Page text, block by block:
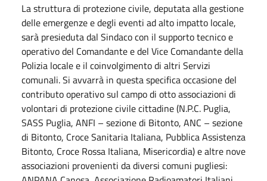
La struttura di protezione civile, deputata alla gestione
delle emergenze e degli eventi ad alto impatto locale,
sarà presieduta dal Sindaco con il supporto tecnico e
operativo del Comandante e del Vice Comandante della
Polizia locale e il coinvolgimento di altri Servizi
comunali. Si avvarrà in questa specifica occasione del
contributo operativo sul campo di otto associazioni di
volontari di protezione civile cittadine (N.P.C. Puglia,
SASS Puglia, ANFI – sezione di Bitonto, ANC – sezione
di Bitonto, Croce Sanitaria Italiana, Pubblica Assistenza
Bitonto, Croce Rossa Italiana, Misericordia) e altre nove
associazioni provenienti da diversi comuni pugliesi: